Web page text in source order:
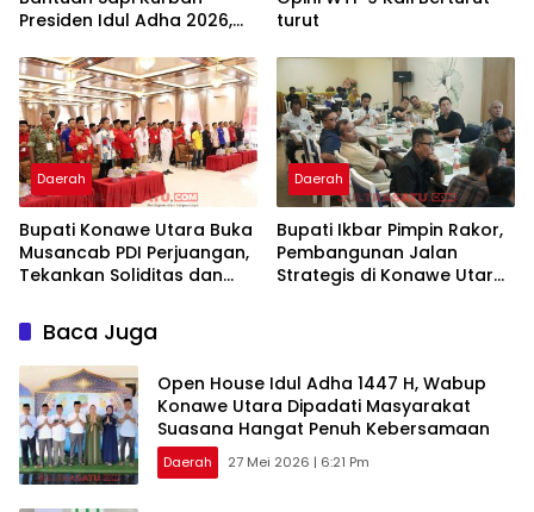
Presiden Idul Adha 2026,
turut
Daerah
Bupati Konawe Utara Buka
Musancab PDI Perjuangan,
Tekankan Soliditas dan
Daerah
Bupati Ikbar Pimpin Rakor,
Pembangunan Jalan
Strategis di Konawe Utara
Baca Juga
Open House Idul Adha 1447 H, Wabup
Konawe Utara Dipadati Masyarakat
Suasana Hangat Penuh Kebersamaan
Daerah 27 Mei 2026 | 6:21 Pm